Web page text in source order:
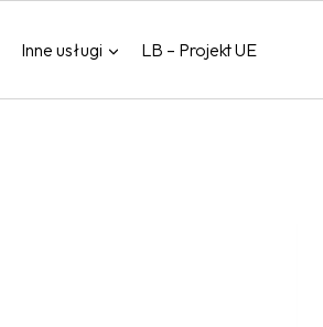
Inne usługi LB – Projekt UE